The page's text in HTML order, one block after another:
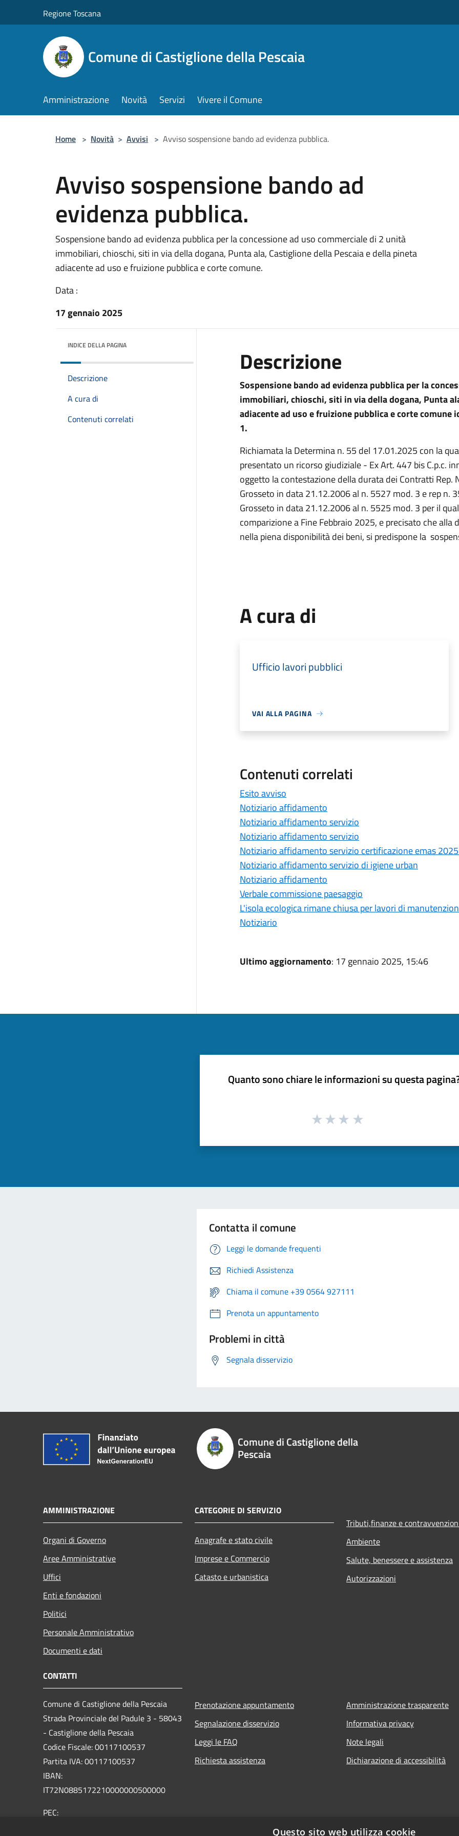
Regione Toscana
Comune di Castiglione della Pescaia
Amministrazione Novità Servizi Vivere il Comune
Home > Novità > Avvisi > Avviso sospensione bando ad evidenza pubblica.
Avviso sospensione bando ad
evidenza pubblica.
Sospensione bando ad evidenza pubblica per la concessione ad uso commerciale di 2 unità
immobiliari, chioschi, siti in via della dogana, Punta ala, Castiglione della Pescaia e della pineta
adiacente ad uso e fruizione pubblica e corte comune.
Data :
17 gennaio 2025
INDICE DELLA PAGINA
Descrizione
A cura di
Contenuti correlati
Descrizione
Sospensione bando ad evidenza pubblica per la
immobiliari, chioschi, siti in via della dogana, Punta
adiacente ad uso e fruizione pubblica e corte
1.
Richiamata la Determina n. 55 del 17.01.2025 con la
presentato un ricorso giudiziale - Ex Art. 447 bis C.p.c.
oggetto la contestazione della durata dei Contratti Rep.
Grosseto in data 21.12.2006 al n. 5527 mod. 3 e rep n.
Grosseto in data 21.12.2006 al n. 5525 mod. 3 per il
comparizione a Fine Febbraio 2025, e precisato che
nella piena disponibilità dei beni, si predispone la
A cura di
Ufficio lavori pubblici
VAI ALLA PAGINA
Contenuti correlati
Esito avviso
Notiziario affidamento
Notiziario affidamento servizio
Notiziario affidamento servizio
Notiziario affidamento servizio certificazione emas
Notiziario affidamento servizio di igiene urban
Notiziario affidamento
Verbale commissione paesaggio
L'isola ecologica rimane chiusa per lavori di
Notiziario
Ultimo aggiornamento: 17 gennaio 2025, 15:46
Quanto sono chiare le informazioni su questa
Contatta il comune
Leggi le domande frequenti
Richiedi Assistenza
Chiama il comune +39 0564 927111
Prenota un appuntamento
Problemi in città
Segnala disservizio
Comune di Castiglione della
Pescaia
AMMINISTRAZIONE
Organi di Governo
Aree Amministrative
Uffici
Enti e fondazioni
Politici
Personale Amministrativo
Documenti e dati
CATEGORIE DI SERVIZIO
Anagrafe e stato civile
Imprese e Commercio
Catasto e urbanistica
Tributi,finanze e
Ambiente
Salute, benessere e assistenza
Autorizzazioni
CONTATTI
Comune di Castiglione della Pescaia
Strada Provinciale del Padule 3 - 58043
- Castiglione della Pescaia
Codice Fiscale: 00117100537
Partita IVA: 00117100537
IBAN:
IT72N0885172210000000500000
PEC:
Prenotazione appuntamento
Segnalazione disservizio
Leggi le FAQ
Richiesta assistenza
Amministrazione trasparente
Informativa privacy
Note legali
Dichiarazione di accessibilità
Questo sito web utilizza cookie